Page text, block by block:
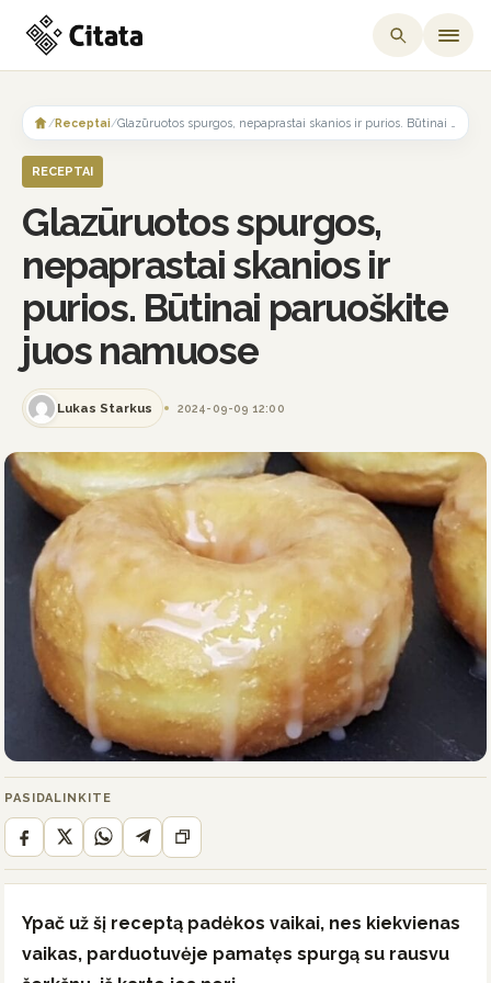
content
/Receptai/
RECEPTAI
Glazūruotos spurgos,
nepaprastai skanios ir
purios. Būtinai paruoškite
juos namuose
Lukas Starkus 2024-09-09 12:00
PASIDALINKITE
Ypač už šį receptą padėkos vaikai, nes kiekvienas
vaikas, parduotuvėje pamatęs spurgą su rausvu